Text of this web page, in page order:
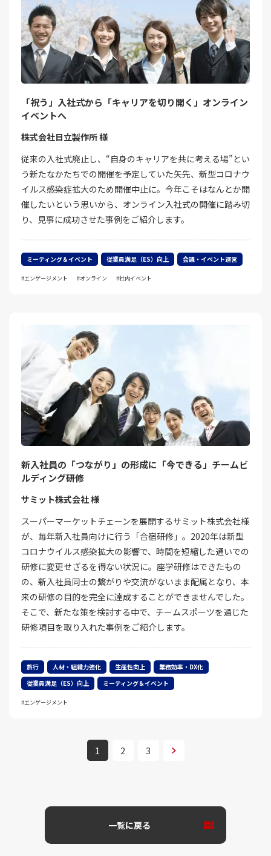
「祝う」入社式から「キャリアを切り開く」オンライン
イベントへ
株式会社日立製作所 様
従来の入社式廃止し、“自身のキャリアを共に考える場”とい
う新たなかたちでの開催を予定していた矢先、新型コロナウ
イルス感染症拡大のため開催中止に。今年こそはなんとか開
催したいという思いから、オンライン入社式の開催に踏み切
り、見事に成功させた事例をご紹介します。
ミーティング＆イベント 従業員満足（ES）向上 会議・イベント運営
エンゲージメント オンライン 社内イベント
新入社員の「つながり」の形成に「今できる」チームビ
ルディング研修
サミット株式会社 様
スーパーマーケットチェーンを展開するサミット株式会社様
が、毎年新入社員向けに行う「合宿研修」。2020年は新型
コロナウイルス感染拡大の影響で、時間を短縮した通いでの
研修に変更せざるを得ない状況に。座学研修はできたもの
の、新入社員同士の繋がりや交流がないまま配属となり、本
来の研修の目的を完全に達成することができませんでした。
そこで、新たな策を検討する中で、チームスポーツを通じた
研修項目を取り入れた事例をご紹介します。
旅行 人材・組織力強化 生産性向上
業務効率・DX化
従業員満足（ES）向上
ミーティング＆イベント
エンゲージメント
1 2 3
一覧に戻る